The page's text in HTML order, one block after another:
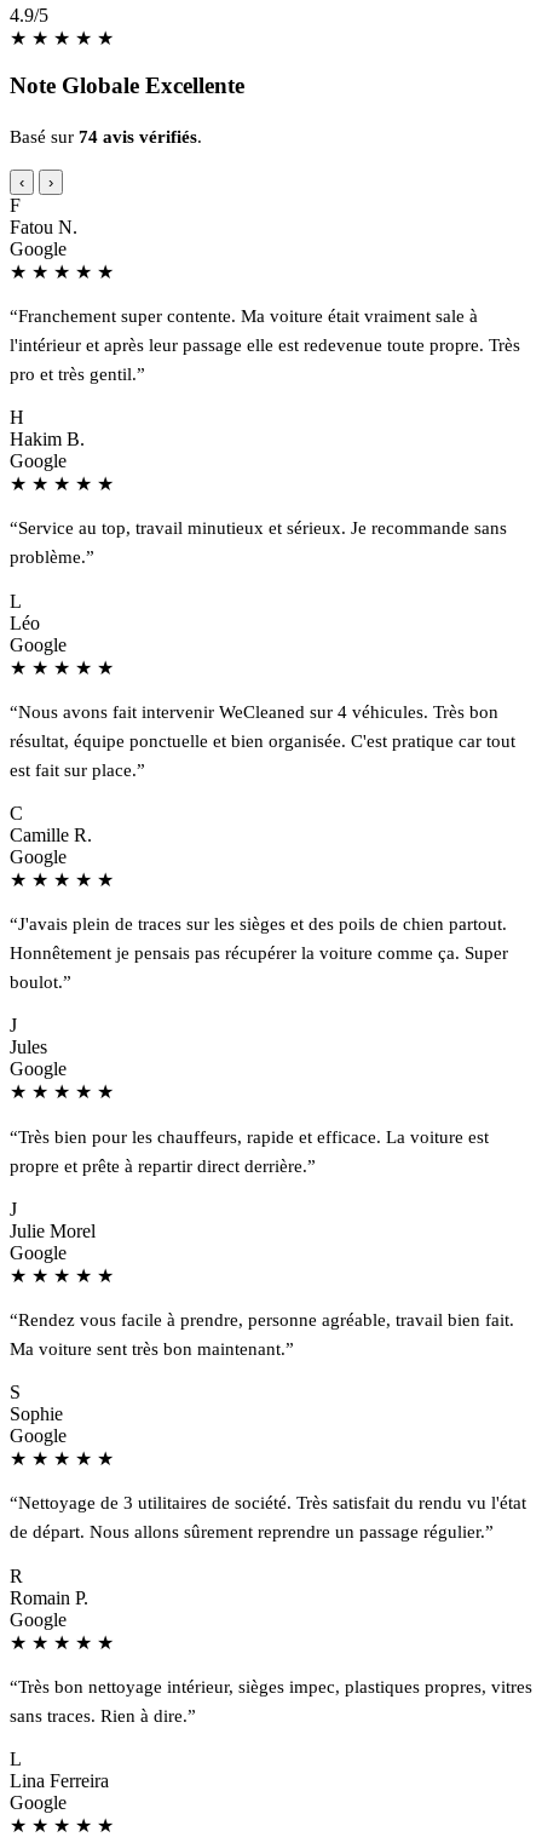
4.9/5
★ ★ ★ ★ ★
Note Globale Excellente
Basé sur 74 avis vérifiés.
‹ ›
F
Fatou N.
Google
★ ★ ★ ★ ★
“Franchement super contente. Ma voiture était vraiment sale à
l'intérieur et après leur passage elle est redevenue toute propre. Très
pro et très gentil.”
H
Hakim B.
Google
★ ★ ★ ★ ★
“Service au top, travail minutieux et sérieux. Je recommande sans
problème.”
L
Léo
Google
★ ★ ★ ★ ★
“Nous avons fait intervenir WeCleaned sur 4 véhicules. Très bon
résultat, équipe ponctuelle et bien organisée. C'est pratique car tout
est fait sur place.”
C
Camille R.
Google
★ ★ ★ ★ ★
“J'avais plein de traces sur les sièges et des poils de chien partout.
Honnêtement je pensais pas récupérer la voiture comme ça. Super
boulot.”
J
Jules
Google
★ ★ ★ ★ ★
“Très bien pour les chauffeurs, rapide et efficace. La voiture est
propre et prête à repartir direct derrière.”
J
Julie Morel
Google
★ ★ ★ ★ ★
“Rendez vous facile à prendre, personne agréable, travail bien fait.
Ma voiture sent très bon maintenant.”
S
Sophie
Google
★ ★ ★ ★ ★
“Nettoyage de 3 utilitaires de société. Très satisfait du rendu vu l'état
de départ. Nous allons sûrement reprendre un passage régulier.”
R
Romain P.
Google
★ ★ ★ ★ ★
“Très bon nettoyage intérieur, sièges impec, plastiques propres, vitres
sans traces. Rien à dire.”
L
Lina Ferreira
Google
★ ★ ★ ★ ★